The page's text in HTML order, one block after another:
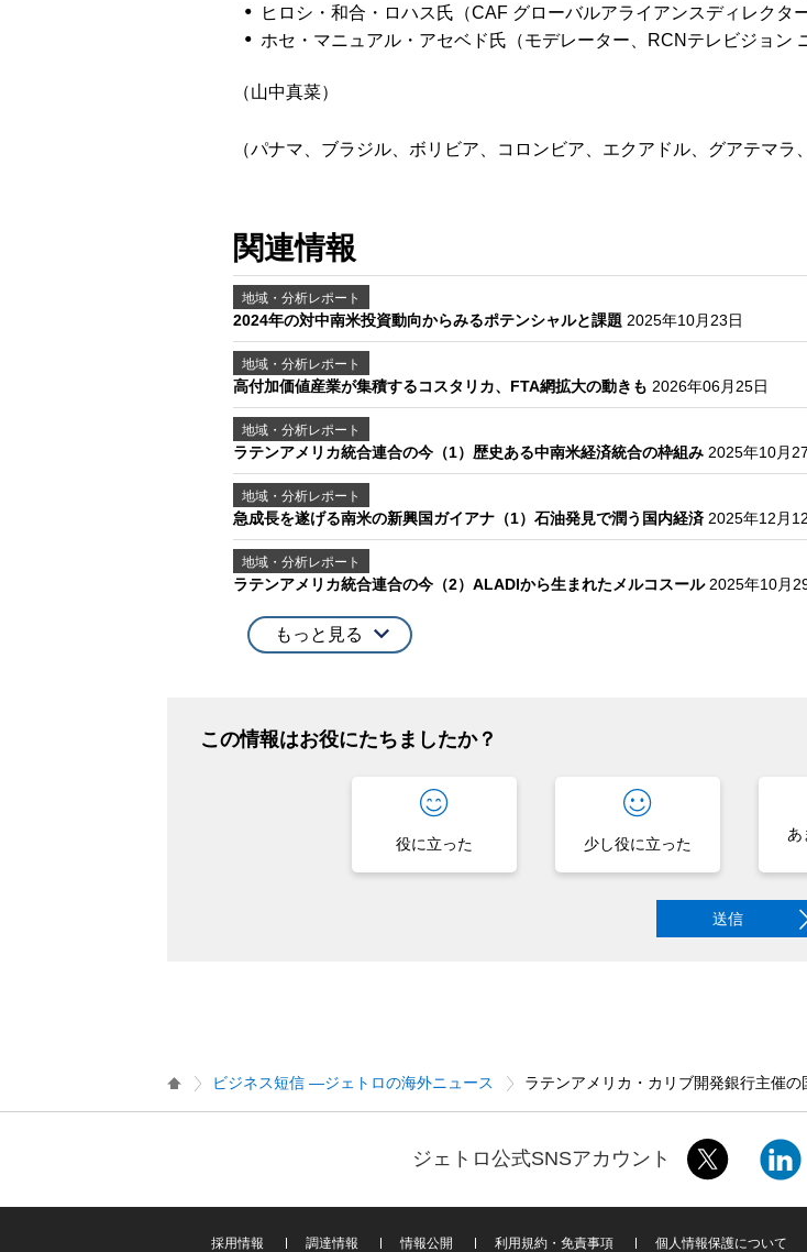
ヒロシ・和合・ロハス氏（CAF グローバルアライアンスディレクター
ホセ・マニュアル・アセベド氏（モデレーター、RCNテレビジョン
（山中真菜）
（パナマ、ブラジル、ボリビア、コロンビア、エクアドル、グアテマラ
関連情報
地域・分析レポート
2024年の対中南米投資動向からみるポテンシャルと課題 2025年10月23日
地域・分析レポート
高付加価値産業が集積するコスタリカ、FTA網拡大の動きも 2026年06月25日
地域・分析レポート
ラテンアメリカ統合連合の今（1）歴史ある中南米経済統合の枠組み 2025年10月
地域・分析レポート
急成長を遂げる南米の新興国ガイアナ（1）石油発見で潤う国内経済 2025年12月
地域・分析レポート
ラテンアメリカ統合連合の今（2）ALADIから生まれたメルコスール 2025年10月
もっと見る
この情報はお役にたちましたか？
役に立った 少し役に立った
あ
送信
ビジネス短信 ―ジェトロの海外ニュース ラテンアメリカ・カリブ開発銀行主催
ジェトロ公式SNSアカウント
採用情報 調達情報 情報公開 利用規約・免責事項 個人情報保護について